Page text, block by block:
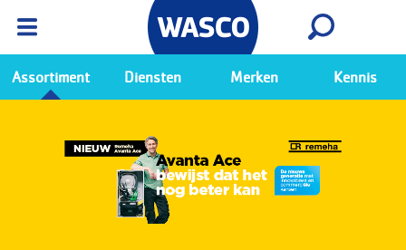
Ga naar de Wasco app
Bekijk
Assortiment Diensten Merken Kennis